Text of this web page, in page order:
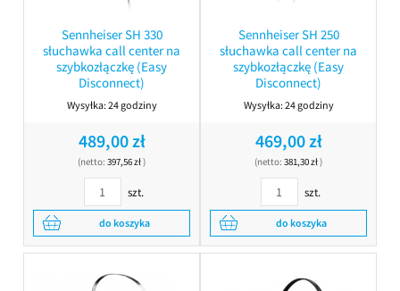
Sennheiser SH 330
słuchawka call center na
szybkozłączkę (Easy
Disconnect)
Wysyłka:24 godziny
489,00 zł
(netto: 397,56 zł)
szt.
do koszyka
Sennheiser SH 250
słuchawka call center na
szybkozłączkę (Easy
Disconnect)
Wysyłka:24 godziny
469,00 zł
(netto: 381,30 zł)
szt.
do koszyka